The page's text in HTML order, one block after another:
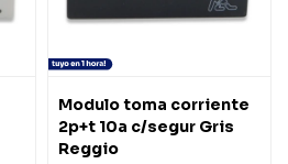
Modulo toma corriente
2p+t 10a c/segur Gris
Reggio